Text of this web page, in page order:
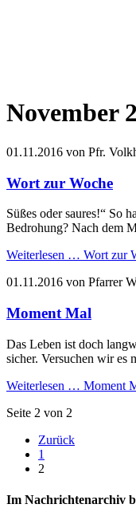
November
01.11.2016 von Pfr.
Wort zur Woche
Süßes oder saures!“ So
Bedrohung? Nach dem
Weiterlesen … Wort zur
01.11.2016 von Pfarrer
Moment Mal
Das Leben ist doch
sicher. Versuchen wir es
Weiterlesen … Moment
Seite 2 von 2
Zurück
1
2
Im Nachrichtenarchiv